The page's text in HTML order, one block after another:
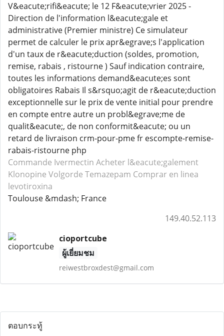
V&eacute;rifi&eacute; le 12 F&eacute;vrier 2025 -
Direction de l'information l&eacute;gale et
administrative (Premier ministre) Ce simulateur
permet de calculer le prix apr&egrave;s l'application
d'un taux de r&eacute;duction (soldes, promotion,
remise, rabais , ristourne ) Sauf indication contraire,
toutes les informations demand&eacute;es sont
obligatoires Rabais Il s&rsquo;agit de r&eacute;duction
exceptionnelle sur le prix de vente initial pour prendre
en compte entre autre un probl&egrave;me de
qualit&eacute;, de non conformit&eacute; ou un
retard de livraison crm-pour-pme fr escompte-remise-
rabais-ristourne php
Commande Ivermectin Acheter l&eacute;galement
Klonopine Volgorde Temazepam Comprar en linea
levotiroxina
Toulouse &mdash; France
149.40.52.113
cioportcube
ผู้เยี่ยมชม
reiwestbroxdest@gmail.com
ตอบกระทู้